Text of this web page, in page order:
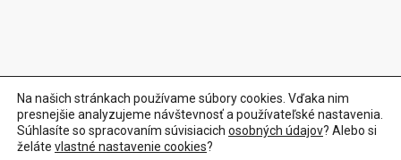
Tvorba webstránok a marketing odWebyPoprad.sk| Online
faktúry ceziFakturacia.sk| Obchod
Na našich stránkach používame súbory cookies. Vďaka nim
presnejšie analyzujeme návštevnosť a používateľské nastavenia.
Súhlasíte so spracovaním súvisiacich osobných údajov? Alebo si
želáte vlastné nastavenie cookies?